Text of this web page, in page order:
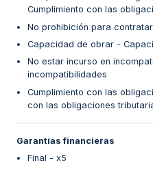
Cumplimiento con las
No prohibición para
Capacidad de obrar -
No estar incurso en
incompatibilidades
Cumplimiento con las
con las obligaciones
Garantías financieras
Final - x5